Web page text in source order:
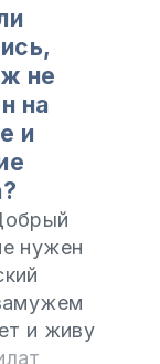
не
на
и
нужен
и живу
Я —